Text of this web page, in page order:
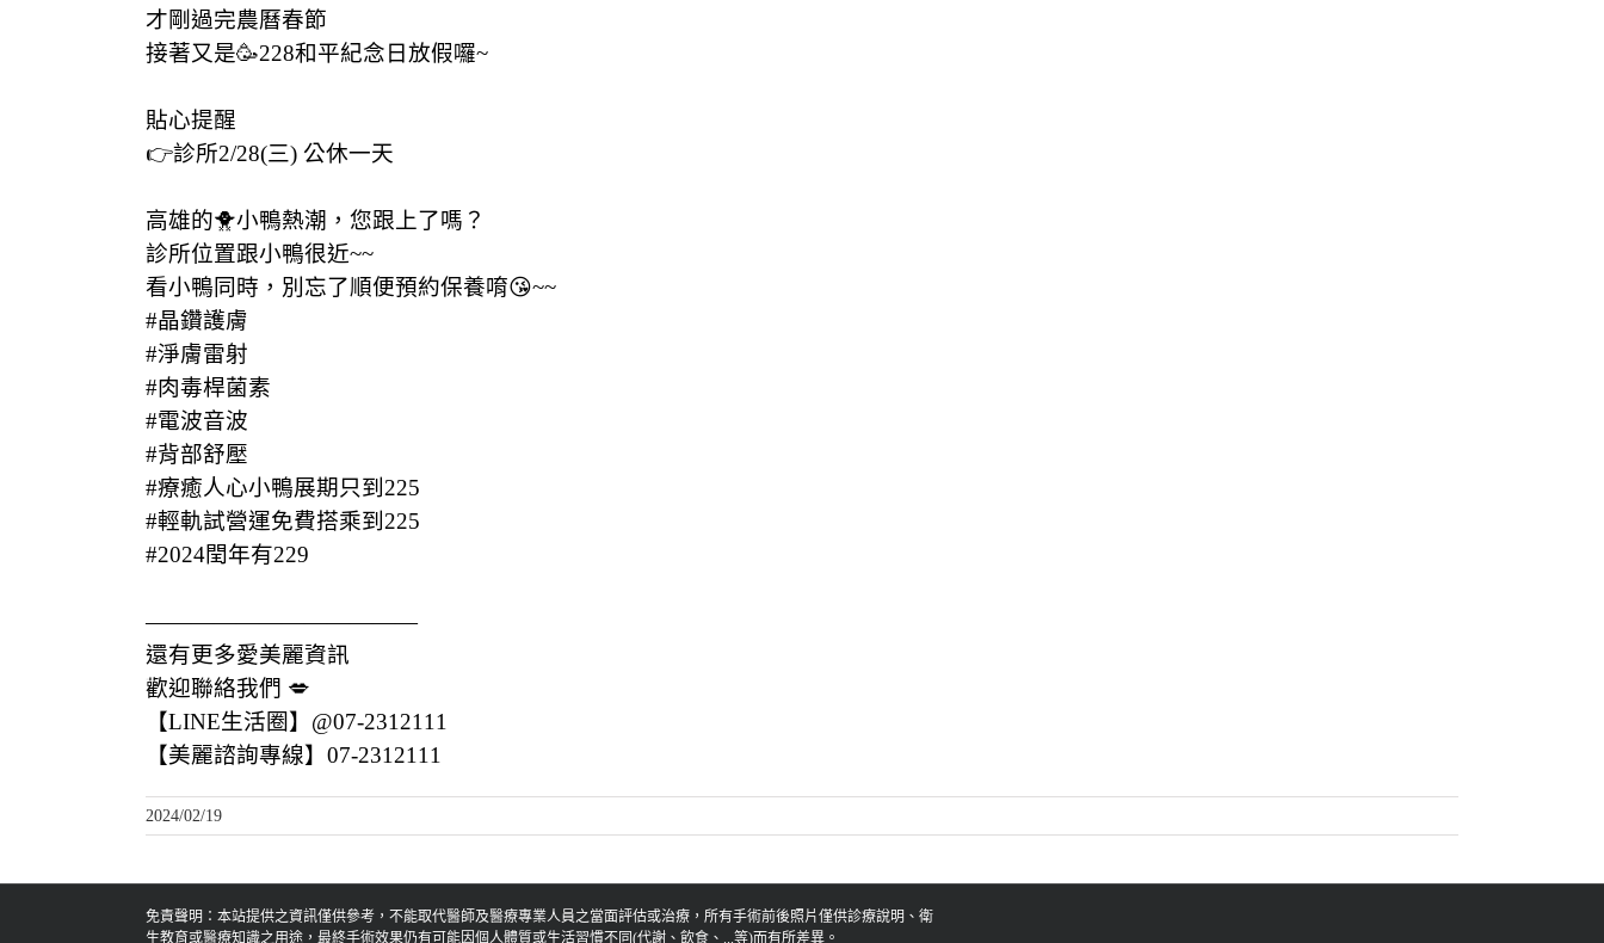
才剛過完農曆春節
接著又是🥳228和平紀念日放假囉~
貼心提醒
👉診所2/28(三) 公休一天
高雄的🐥小鴨熱潮，您跟上了嗎？
診所位置跟小鴨很近~~
看小鴨同時，別忘了順便預約保養唷😘~~
#晶鑽護膚
#淨膚雷射
#肉毒桿菌素
#電波音波
#背部舒壓
#療癒人心小鴨展期只到225
#輕軌試營運免費搭乘到225
#2024閏年有229
————————————
還有更多愛美麗資訊
歡迎聯絡我們 💋
【LINE生活圈】@07-2312111
【美麗諮詢專線】07-2312111
2024/02/19
免責聲明：本站提供之資訊僅供參考，不能取代醫師及醫療專業人員之當面評估或治療，所有手術前後照片僅供診療說明、衛
生教育或醫療知識之用途，最終手術效果仍有可能因個人體質或生活習慣不同(代謝、飲食、...等)而有所差異。